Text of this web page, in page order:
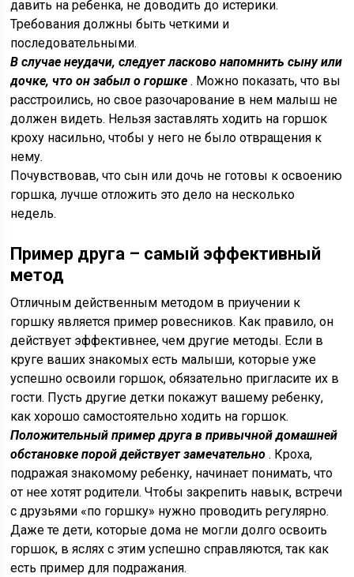
давить на ребенка, не доводить до истерики.
Требования должны быть четкими и
последовательными.
В случае неудачи, следует ласково напомнить сыну или
дочке, что он забыл о горшке . Можно показать, что вы
расстроились, но свое разочарование в нем малыш не
должен видеть. Нельзя заставлять ходить на горшок
кроху насильно, чтобы у него не было отвращения к
нему.
Почувствовав, что сын или дочь не готовы к освоению
горшка, лучше отложить это дело на несколько
недель.
Пример друга – самый эффективный
метод
Отличным действенным методом в приучении к
горшку является пример ровесников. Как правило, он
действует эффективнее, чем другие методы. Если в
круге ваших знакомых есть малыши, которые уже
успешно освоили горшок, обязательно пригласите их в
гости. Пусть другие детки покажут вашему ребенку,
как хорошо самостоятельно ходить на горшок.
Положительный пример друга в привычной домашней
обстановке порой действует замечательно . Кроха,
подражая знакомому ребенку, начинает понимать, что
от нее хотят родители. Чтобы закрепить навык, встречи
с друзьями «по горшку» нужно проводить регулярно.
Даже те дети, которые дома не могли долго освоить
горшок, в яслях с этим успешно справляются, так как
есть пример для подражания.